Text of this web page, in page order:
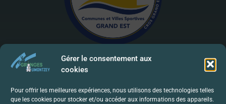
Gérer le consentement aux
cookies
Pour offrir les meilleures expériences, nous utilisons des technologies telles
que les cookies pour stocker et/ou accéder aux informations des appareils.
Mentions Légales | RGPD